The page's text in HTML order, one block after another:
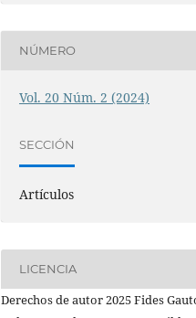
NÚMERO
Vol. 20 Núm. 2 (2024)
SECCIÓN
Artículos
LICENCIA
Derechos de autor 2025 Fides